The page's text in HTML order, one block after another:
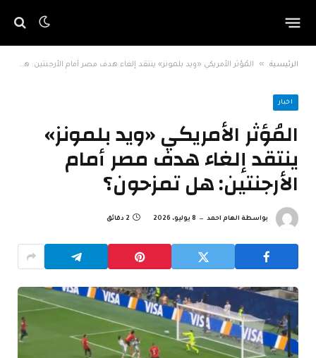
الرئيسية » المُؤثر الأمريكي «ويد بلمونز» ينتقد إلغاء هدف مصر أمام الأرجنتين: هل تمزحون؟
اخبار
المُؤثر الأمريكي «ويد بلمونز»
ينتقد إلغاء هدف مصر أمام
الأرجنتين: هل تمزحون؟
بواسطة الهام احمد 8 يوليو، 2026 2 دقائق